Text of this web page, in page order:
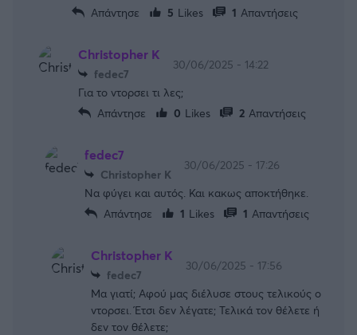
Απάντησε
5 Likes 1 Απαντήσεις
Christopher K
fedec7
30/06/2025 - 14:22
Για το ντορσει τι λες;
Απάντησε
0 Likes 2 Απαντήσεις
fedec7
Christopher K
30/06/2025 - 17:26
Να φύγει και αυτός. Και κακως αποκτήθηκε.
Απάντησε
1 Likes 1 Απαντήσεις
Christopher K
fedec7
30/06/2025 - 17:56
Μα γιατί; Αφού μας διέλυσε στους τελικούς ο
ντορσει. Έτσι δεν λέγατε; Τελικά τον θέλετε ή
δεν τον θέλετε;